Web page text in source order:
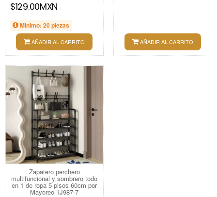
$129.00MXN
Mínimo: 20 piezas
AÑADIR AL CARRITO AÑADIR AL CARRITO
Zapatero perchero
multifuncional y sombrero todo
en 1 de ropa 5 pisos 60cm por
Mayoreo TJ987-7